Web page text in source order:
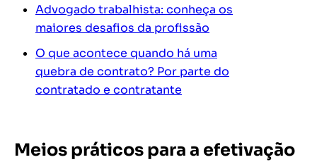
Advogado trabalhista: conheça os
maiores desafios da profissão
O que acontece quando há uma
quebra de contrato? Por parte do
contratado e contratante
Meios práticos para a efetivação